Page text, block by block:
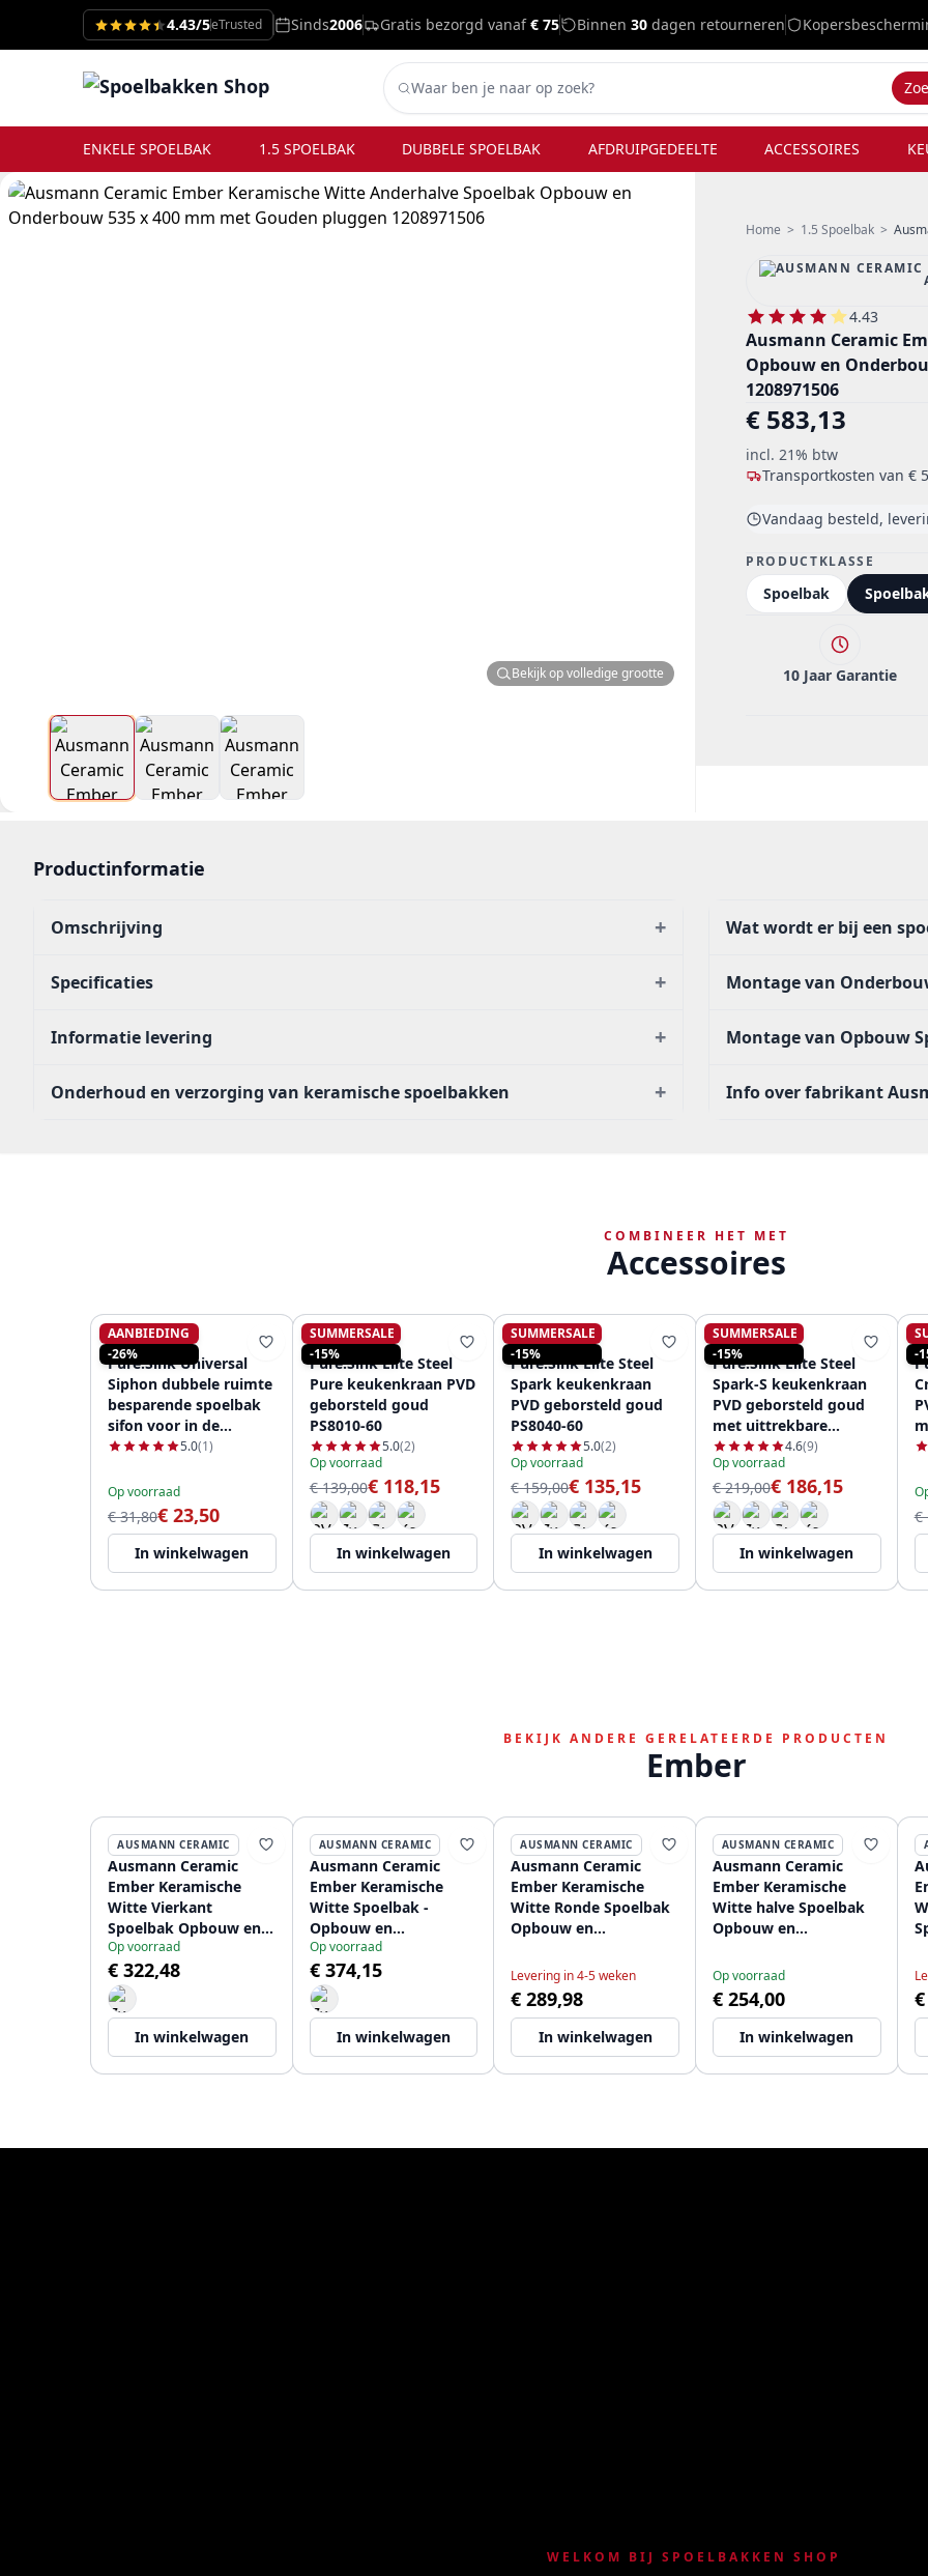
4.43/5eTrusted Sinds2006 Gratis bezorgd vanaf€ 75 Binnen 30 dagen retourneren
ENKELE SPOELBAK 1.5 SPOELBAK DUBBELE SPOELBAK AFDRUIPGEDEELTE ACCESSOIRES
Bekijk op volledige grootte
Home > 1.5 Spoelbak > Ausmann
4.43
Ausmann Ceramic
Opbouw en
1208971506
€ 583,13
incl. 21% btw
Transportkosten van €
Vandaag besteld,
PRODUCTKLASSE
Spoelbak
10 Jaar Garantie
Productinformatie
Omschrijving +
Specificaties +
Informatie levering +
Onderhoud en verzorging van keramische spoelbakken +
Wat wordt er bij een
Montage van
Montage van Opbouw
Info over fabrikant
COMBINEER HET MET
Accessoires
AANBIEDING
-26%
PURE.SINK
Pure.Sink Universal
Siphon dubbele ruimte
besparende spoelbak
sifon voor in de
keuken met 2
aansluitingen WSTDSI-
32
5.0(1)
Op voorraad
€ 31,80€ 23,50
In winkelwagen
SUMMERSALE
-15%
PURE.SINK
Pure.Sink Elite Steel
Pure keukenkraan PVD
geborsteld goud
PS8010-60
5.0(2)
Op voorraad
€ 139,00€ 118,15
In winkelwagen
SUMMERSALE
-15%
PURE.SINK
Pure.Sink Elite Steel
Spark keukenkraan
PVD geborsteld goud
PS8040-60
5.0(2)
Op voorraad
€ 159,00€ 135,15
In winkelwagen
SUMMERSALE
-15%
PURE.SINK
Pure.Sink Elite Steel
Spark-S keukenkraan
PVD geborsteld goud
met uittrekbare
uitloop PS8041-60
4.6(9)
Op voorraad
€ 219,00€ 186,15
In winkelwagen
-
€
BEKIJK ANDERE GERELATEERDE PRODUCTEN
Ember
AUSMANN CERAMIC
Ausmann Ceramic
Ember Keramische
Witte Vierkant
Spoelbak Opbouw en
Onderbouw 40 x 40 cm
met RVS plug
1208970094
Op voorraad
€ 322,48
In winkelwagen
AUSMANN CERAMIC
Ausmann Ceramic
Ember Keramische
Witte Spoelbak -
Opbouw en
Onderbouw 54 x 40 cm
met RVS plug
1208970508
Op voorraad
€ 374,15
In winkelwagen
AUSMANN CERAMIC
Ausmann Ceramic
Ember Keramische
Witte Ronde Spoelbak
Opbouw en
plug 1208970512
Levering in 4-5 weken
€ 289,98
In winkelwagen
AUSMANN CERAMIC
Ausmann Ceramic
Ember Keramische
Witte halve Spoelbak
Opbouw en
mm met RVS plug
1208970734
Op voorraad
€ 254,00
In winkelwagen
WELKOM BIJ SPOELBAKKEN SHOP